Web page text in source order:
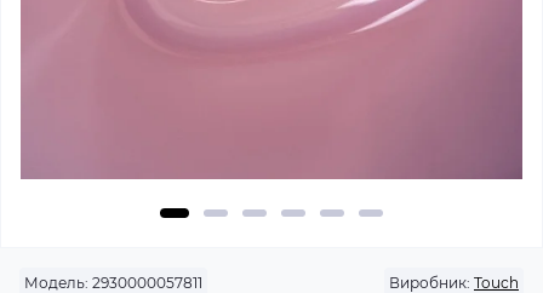
Модель: 2930000057811 Виробник: Touch